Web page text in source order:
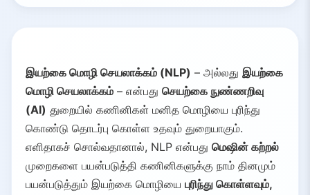
இயற்கை மொழி செயலாக்கம் (NLP) – அல்லது இயற்கை
மொழி செயலாக்கம் – என்பது செயற்கை நுண்ணறிவு
(AI) துறையில் கணினிகள் மனித மொழியை புரிந்து
கொண்டு தொடர்பு கொள்ள உதவும் துறையாகும்.
எளிதாகச் சொல்வதானால், NLP என்பது மெஷின் கற்றல்
முறைகளை பயன்படுத்தி கணினிகளுக்கு நாம் தினமும்
பயன்படுத்தும் இயற்கை மொழியை புரிந்து கொள்ளவும்,